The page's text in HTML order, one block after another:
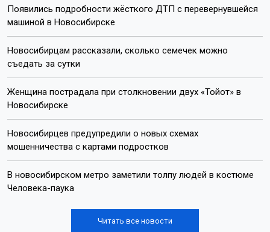
Появились подробности жёсткого ДТП с перевернувшейся
машиной в Новосибирске
Новосибирцам рассказали, сколько семечек можно
съедать за сутки
Женщина пострадала при столкновении двух «Тойот» в
Новосибирске
Новосибирцев предупредили о новых схемах
мошенничества с картами подростков
В новосибирском метро заметили толпу людей в костюме
Человека-паука
Читать все новости